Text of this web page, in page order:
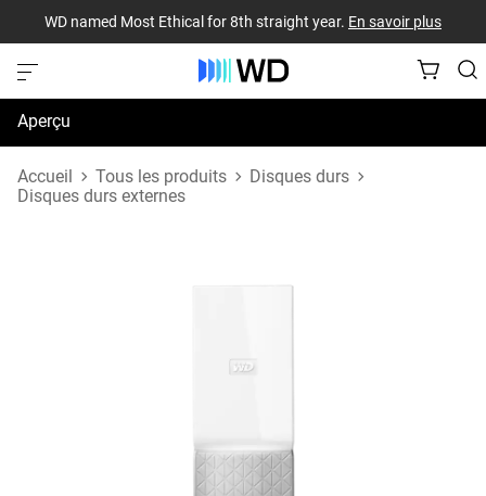
WD named Most Ethical for 8th straight year. En savoir plus
Aperçu
Caractéristiques techniques
Accueil Tous les produits
Disques durs
Disques durs externes